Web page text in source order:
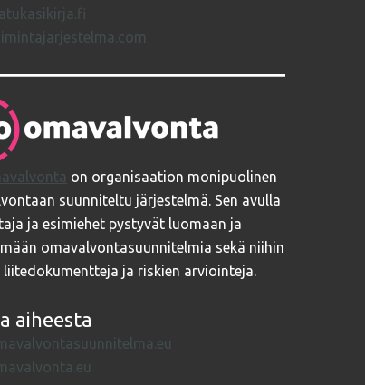
on organisaation monipuolinen
suunniteltu järjestelmä. Sen avulla
ja esimiehet pystyvät luomaan ja
omavalvontasuunnitelmia sekä niihin
ja riskien arviointeja.
aiheesta